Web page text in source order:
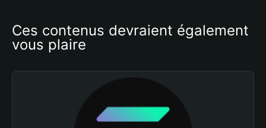
Ces contenus devraient également
vous plaire